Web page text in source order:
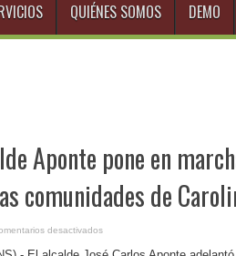
QUIÉNES SOMOS DEMO
Aponte pone en
comunidades de
desactivados
Rico-